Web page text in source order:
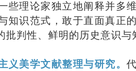
些理论家独立地阐释并多
知识范式，敢于直面真正
批判性、鲜明的历史意识
义美学文献整理与研究。